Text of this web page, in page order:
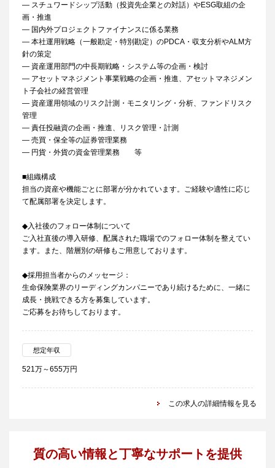
― スチュワードシップ活動（投資先企業との対話）やESG取組の企
画・推進
― 国内外プロジェクトファイナンスに係る業務
― 本社運用戦略（一般勘定・特別勘定）のPDCA・収支分析やALM方
針の策定
― 資産運用部門の中長期戦略・システム等の企画・検討
― アセットマネジメント事業戦略の企画・推進、アセットマネジメン
ト子会社の経営管理
― 資産運用領域のリスク計測・モニタリング・分析、ファンドリスク
管理
― 責任投融資の企画・推進、リスク管理・計測
― 売買・保全等の証券管理業務
― 円貨・外貨の資金管理業務 等
■組織構成
担当の資産や機能ごとに部署が分かれています。ご経験や適性に応じ
て配属部署を決定します。
◆入社後のフォロー体制について
ご入社直後の導入研修、配属された職場でのフォロー体制を整えてい
ます。また、階層別の研修もご用意しております。
◆採用担当者からのメッセージ：
生命保険業界のリーディングカンパニーであり続けるために、一緒に
成長・挑戦できる方を募集しています。
ご応募をお待ちしております。
想定年収
521万～655万円
この求人の詳細情報を見る
質の高い情報と丁寧なサポートを提供